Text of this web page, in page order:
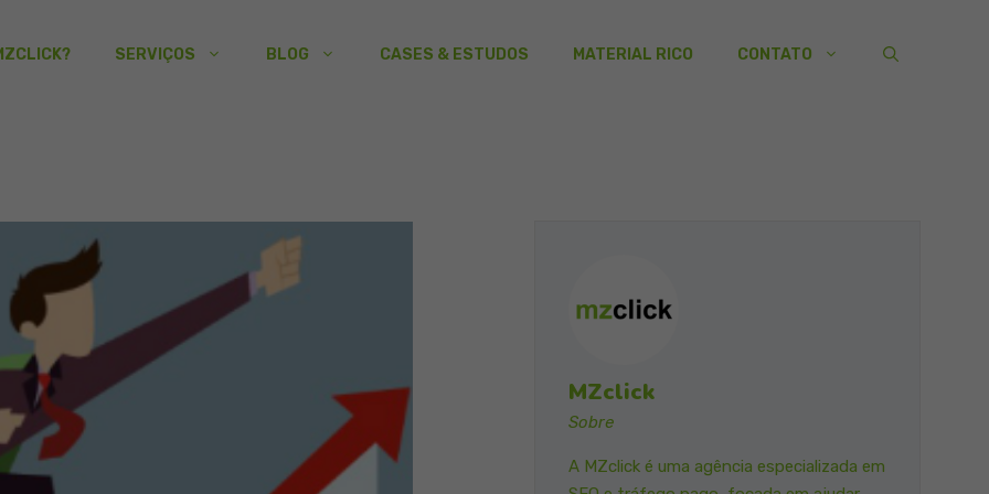
SERVIÇOS BLOG CASES & ESTUDOS MATERIAL RICO CONTATO
MZclick
Sobre
A MZclick é uma agência especializada em